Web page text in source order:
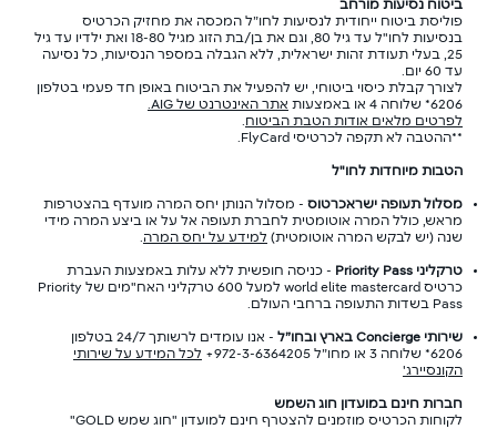
ביטוח נסיעות מורחב
פוליסת ביטוח ייחודית לנסיעות לחו”ל המכסה את מחזיק הכרטיס
בנסיעות לחו"ל עד גיל 80, וגם את בן/בת הזוג מגיל 18-80 ואת ילדיו עד גיל
25, בעלי תעודת זהות ישראלית, ללא הגבלה במספר הנסיעות, כל נסיעה
עד 60 יום.
לצורך קבלת כיסוי ביטוחי, יש להפעיל את הביטוח באופן חד פעמי בטלפון
6206* שלוחה 4 או באמצעות
אתר האינטרנט של AIG.
לפרטים מלאים אודות הטבת הביטוח.
**ההטבה לא תקפה לכרטיסי FlyCard.
הטבות מיוחדות לחו"ל
מסלול תעופה ישראכרטוס - מסלול הנותן יחס המרה מועדף בהצטרפות
מראש, כולל המרה אוטומטית לחברת תעופה אל על או ביצע המרה מידי
שנה (יש לבקש המרה אוטומטית) למידע על יחס המרה.
טרקליני Priority Pass
- כניסה חופשית ללא עלות באמצעות העברת
כרטיס world elite mastercard למעל 600 טרקליני האח"מים של Priority
Pass בשדות התעופה ברחבי העולם.
שירותי Concierge בארץ ובחו”ל -
אנו עומדים לרשותך 24/7 בטלפון
6206* שלוחה 3 או מחו”ל 972-3-6364205+
לכל המידע על שירותי
הקונסיירג'
חברות חינם במועדון חוג השמש
לקוחות הכרטיס מוזמנים להצטרף חינם למועדון "חוג שמש GOLD"